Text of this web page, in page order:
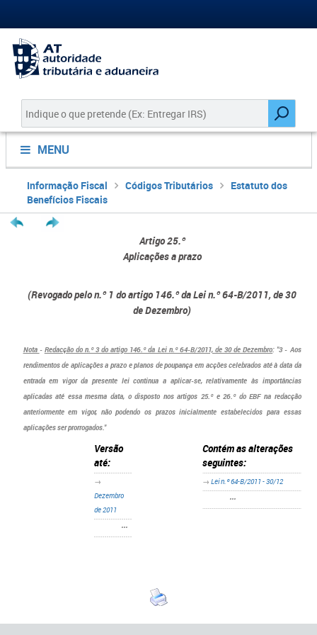
MENU
Informação Fiscal Códigos Tributários
Estatuto dos
Benefícios Fiscais
Artigo 25.º
Aplicações a prazo
(Revogado pelo n.º 1 do artigo 146.º da Lei n.º 64-B/2011, de 30
de Dezembro)
Nota - Redacção do n.º 3 do artigo 146.º da Lei n.º 64-B/2011, de 30 de Dezembro: "3 - Aos
rendimentos de aplicações a prazo e planos de poupança em acções celebrados até à data da
entrada em vigor da presente lei continua a aplicar-se, relativamente às importâncias
aplicadas até essa mesma data, o disposto nos artigos 25.º e 26.º do EBF na redacção
anteriormente em vigor, não podendo os prazos inicialmente estabelecidos para essas
aplicações ser prorrogados."
Versão
até:
→
Dezembro
de 2011
•••
Contém as alterações
seguintes:
→ Lei n.º 64-B/2011 - 30/12
•••